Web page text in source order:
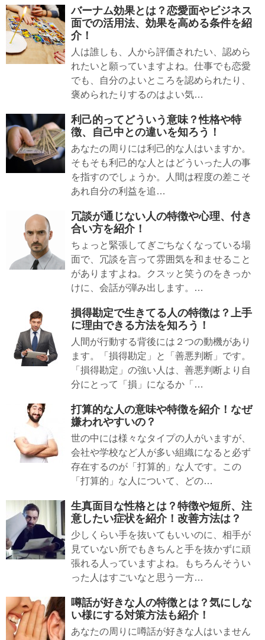
バーナム効果とは？恋愛面やビジネス
面での活用法、効果を高める条件を紹
介！
人は誰しも、人から評価されたい、認めら
れたいと願っていますよね。仕事でも恋愛
でも、自分のよいところを認められたり、
褒められたりするのはよい気…
利己的ってどういう意味？性格や特
徴、自己中との違いを知ろう！
あなたの周りには利己的な人はいますか。
そもそも利己的な人とはどういった人の事
を指すのでしょうか。人間は程度の差こそ
あれ自分の利益を追…
冗談が通じない人の特徴や心理、付き
合い方を紹介！
ちょっと緊張してぎごちなくなっている場
面で、冗談を言って雰囲気を和ませること
がありますよね。クスッと笑うのをきっか
けに、会話が弾み出します。…
損得勘定で生きてる人の特徴は？上手
に理由できる方法を知ろう！
人間が行動する背後には２つの動機があり
ます。「損得勘定」と「善悪判断」です。
「損得勘定」の強い人は、善悪判断より自
分にとって「損」になるか「…
打算的な人の意味や特徴を紹介！なぜ
嫌われやすいの？
世の中には様々なタイプの人がいますが、
会社や学校など人が多い組織になると必ず
存在するのが「打算的」な人です。この
「打算的」な人について、どの…
生真面目な性格とは？特徴や短所、注
意したい症状を紹介！改善方法は？
少しくらい手を抜いてもいいのに、相手が
見ていない所でもきちんと手を抜かずに頑
張れる人っていますよね。もちろんそうい
った人はすごいなと思う一方…
噂話が好きな人の特徴とは？気にしな
い様にする対策方法も紹介！
あなたの周りに噂話が好きな人はいません